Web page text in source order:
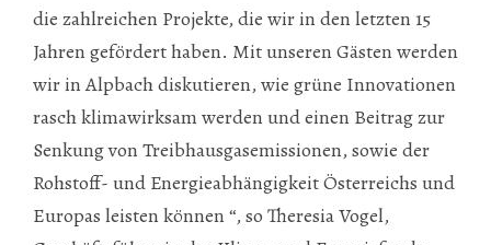
die zahlreichen Projekte, die wir in den letzten 15
Jahren gefördert haben. Mit unseren Gästen werden
wir in Alpbach diskutieren, wie grüne Innovationen
rasch klimawirksam werden und einen Beitrag zur
Senkung von Treibhausgasemissionen, sowie der
Rohstoff- und Energieabhängigkeit Österreichs und
Europas leisten können “, so Theresia Vogel,